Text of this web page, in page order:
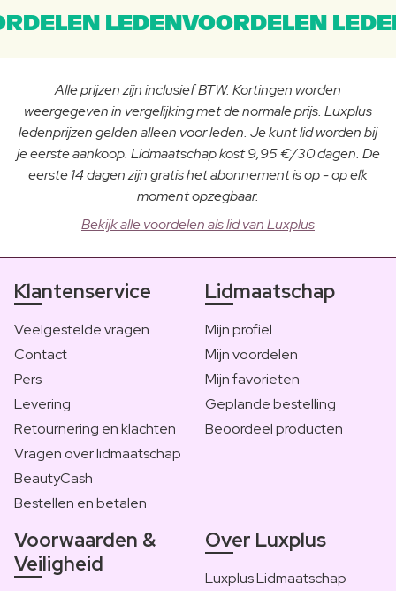
LEDENVOORDELEN
Alle prijzen zijn inclusief BTW. Kortingen worden
weergegeven in vergelijking met de normale prijs. Luxplus
ledenprijzen gelden alleen voor leden. Je kunt lid worden bij
je eerste aankoop. Lidmaatschap kost 9,95 €/30 dagen. De
eerste 14 dagen zijn gratis het abonnement is op - op elk
moment opzegbaar.
Bekijk alle voordelen als lid van Luxplus
Klantenservice
Veelgestelde vragen
Contact
Pers
Levering
Retournering en klachten
Vragen over lidmaatschap
BeautyCash
Bestellen en betalen
Lidmaatschap
Mijn profiel
Mijn voordelen
Mijn favorieten
Geplande bestelling
Beoordeel producten
Voorwaarden &
Veiligheid
Over Luxplus
Luxplus Lidmaatschap